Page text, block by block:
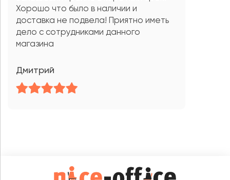
Хорошо что было в наличии и
доставка не подвела! Приятно иметь
дело с сотрудниками данного
магазина
Дмитрий